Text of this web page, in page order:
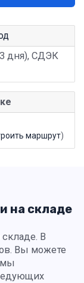
дня), СДЭК
маршрут)
на складе
В
Вы можете
мы